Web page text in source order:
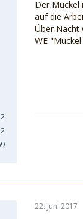
Der Muckel
auf die
Über Nacht
WE
22. Juni 2017